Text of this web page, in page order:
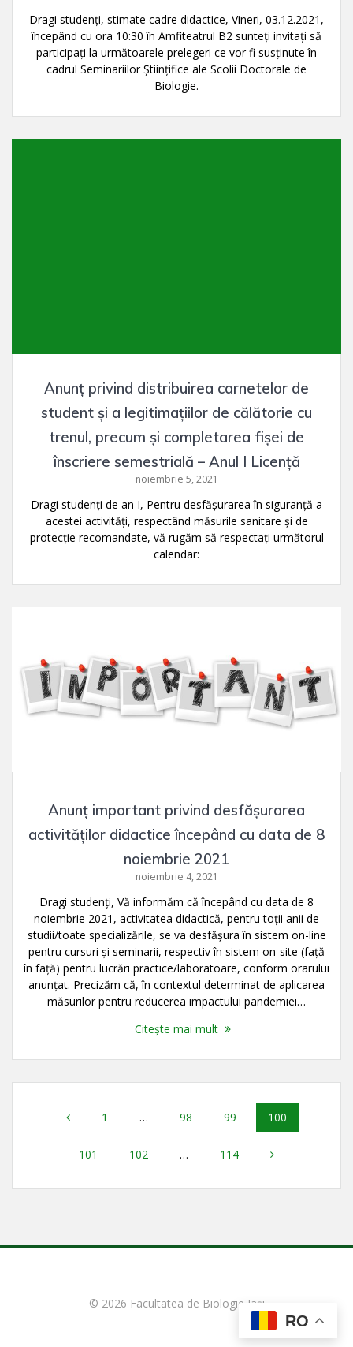
Dragi studenți, stimate cadre didactice, Vineri, 03.12.2021,
începând cu ora 10:30 în Amfiteatrul B2 sunteți invitați să
participați la următoarele prelegeri ce vor fi susținute în
cadrul Seminariilor Științifice ale Scolii Doctorale de
Biologie.
Anunț privind distribuirea carnetelor de
student și a legitimațiilor de călătorie cu
trenul, precum și completarea fișei de
înscriere semestrială – Anul I Licență
noiembrie 5, 2021
Dragi studenți de an I, Pentru desfășurarea în siguranță a
acestei activități, respectând măsurile sanitare și de
protecție recomandate, vă rugăm să respectați următorul
calendar:
Anunț important privind desfășurarea
activităților didactice începând cu data de 8
noiembrie 2021
noiembrie 4, 2021
Dragi studenți, Vă informăm că începând cu data de 8
noiembrie 2021, activitatea didactică, pentru toții anii de
studii/toate specializările, se va desfășura în sistem on-line
pentru cursuri și seminarii, respectiv în sistem on-site (față
în față) pentru lucrări practice/laboratoare, conform orarului
anunțat. Precizăm că, în contextul determinat de aplicarea
măsurilor pentru reducerea impactului pandemiei…
Citește mai mult
articole
Pagină
1 … Pagină
98 Pagină
99 Pagină
100
Pagină
101 Pagină
102 … Pagină
114
© 2026 Facultatea de Biologie Iași
RO